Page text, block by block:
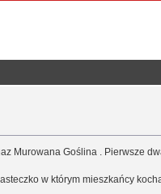
Murowana Goślina . Pierwsze
w którym mieszkańcy